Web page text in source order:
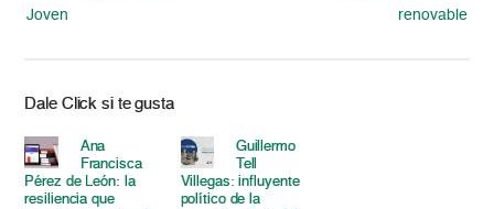
Joven
renovable
Dale Click si te gusta
Ana
Francisca
Pérez de León: la
resiliencia que
Guillermo
Tell
Villegas: influyente
político de la